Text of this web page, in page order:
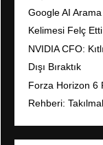
Google AI
Kelimesi Felç Etti
NVIDIA CFO:
Dışı Bıraktık
Forza Horizon 6
Rehberi: